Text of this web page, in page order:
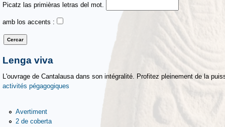
Picatz las primièras letras del mot.
amb los accents :
Lenga viva
L'ouvrage de Cantalausa dans son intégralité. Profitez pleinement de la
activités pégagogiques
Avertiment
2 de coberta